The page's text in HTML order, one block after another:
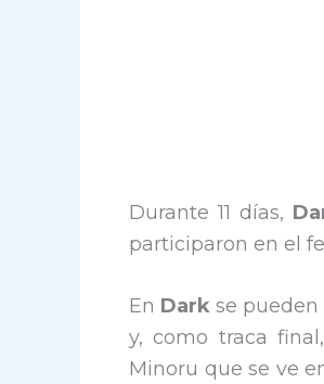
Durante 11 días,
participaron en el
En Dark se
y, como traca
Minoru que se ve